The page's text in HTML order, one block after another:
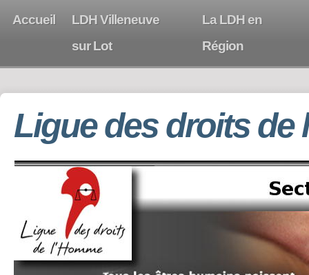
Accueil
LDH Villeneuve
sur Lot
La LDH en
Région
Ligue des droits de